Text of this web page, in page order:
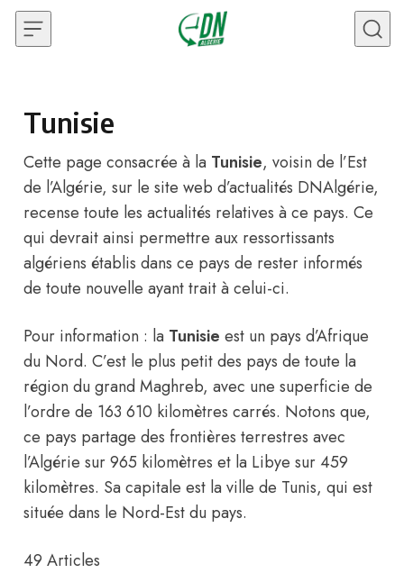
Skip to content
Tunisie
Cette page consacrée à la Tunisie, voisin de l’Est
de l’Algérie, sur le site web d’actualités DNAlgérie,
recense toute les actualités relatives à ce pays. Ce
qui devrait ainsi permettre aux ressortissants
algériens établis dans ce pays de rester informés
de toute nouvelle ayant trait à celui-ci.
Pour information : la Tunisieest un pays d’Afrique
du Nord. C’est le plus petit des pays de toute la
région du grand Maghreb, avec une superficie de
l’ordre de 163 610 kilomètres carrés. Notons que,
ce pays partage des frontières terrestres avec
l’Algérie sur 965 kilomètres et la Libye sur 459
kilomètres. Sa capitale est la ville de Tunis, qui est
située dans le Nord-Est du pays.
49 Articles